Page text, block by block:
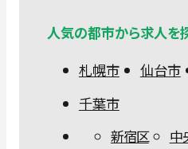
人気の都市から求人を
札幌市
仙台市
千葉市
新宿区
中